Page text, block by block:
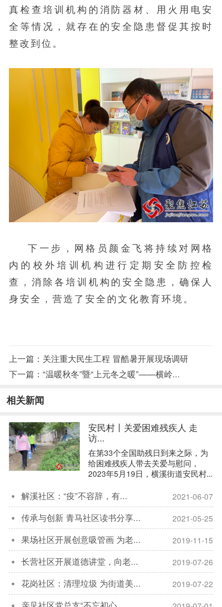
真检查培训机构的消防器材、用火用电安
全等情况，就存在的安全隐患督促其按时
整改到位。
下一步，网格员颜金飞将持续对网格
内的校外培训机构进行定期安全防控检
查，消除各培训机构的安全隐患，确保人
身安全，营造了安全的文化教育环境。
上一篇： 关注重大民生工程 冒酷暑开展现场调研
下一篇： “温暖秋冬”暨“上元冬之暖”——横岭...
相关新闻
安民村丨关爱困难残疾人 走
访...
在第33个全国助残日到来之际，为
给困难残疾人带去关爱与慰问，
2023年5月19日，横溪街道安民村...
 解溪社区：“疫”不容辞，有... 2021-06-07
 传承与创新 青马社区读书分享... 2021-05-25
 果场社区开展创意吸管画 为老... 2019-11-15
 长营社区开展道德讲堂，向老... 2019-07-26
 花岗社区：清理垃圾 为街道美... 2019-07-22